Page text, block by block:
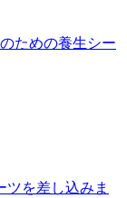
ための養生シー
ツを差し込みま